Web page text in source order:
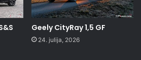
Geely CityRay 1,5 GF
24. julija, 2026